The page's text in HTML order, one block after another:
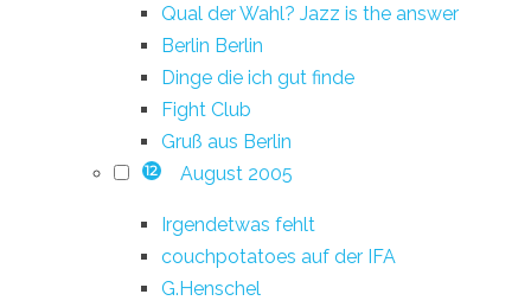
Qual der Wahl? Jazz is the answer
Berlin Berlin
Dinge die ich gut finde
Fight Club
Gruß aus Berlin
12 August 2005
Irgendetwas fehlt
couchpotatoes auf der IFA
G.Henschel